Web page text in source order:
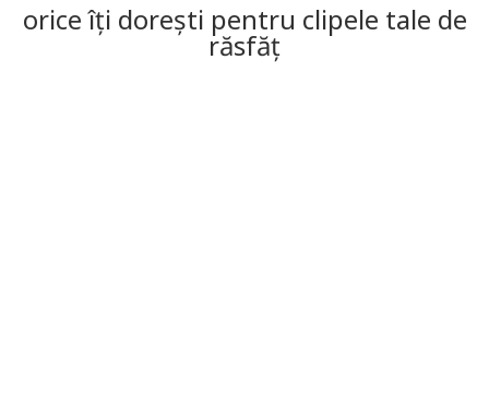
orice îți dorești pentru clipele tale de
răsfăț